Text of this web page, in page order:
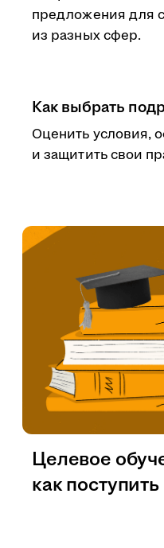
предложения для
из разных сфер.
Как выбрать
Оценить условия,
и защитить свои
Целевое
как поступить